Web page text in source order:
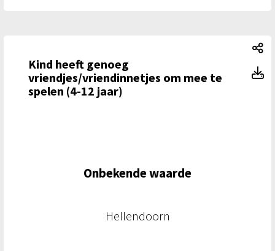
Kind heeft genoeg
vriendjes/vriendinnetjes om mee te
spelen (4-12 jaar)
Hellendoorn
Onbekende waarde